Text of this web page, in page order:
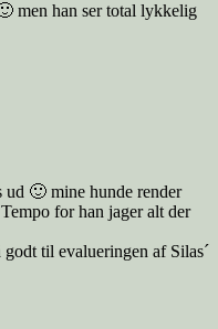
men han ser total lykkelig
ud 🙂 mine hunde render
for han jager alt der
til evalueringen af Silas´